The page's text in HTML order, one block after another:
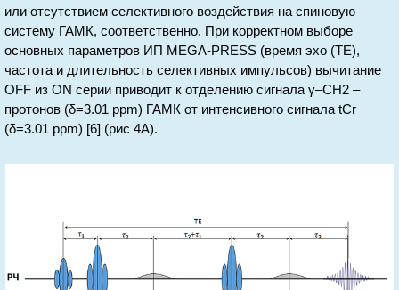
или отсутствием селективного воздействия на спиновую
систему ГАМК, соответственно. При корректном выборе
основных параметров ИП MEGA-PRESS (время эхо (ТЕ),
частота и длительность селективных импульсов) вычитание
OFF из ON серии приводит к отделению сигнала γ–СН2 –
протонов (δ=3.01 ppm) ГАМК от интенсивного сигнала tCr
(δ=3.01 ppm) [6] (рис 4А).